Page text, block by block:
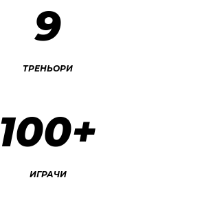
9
ТРЕНЬОРИ
100+
ИГРАЧИ